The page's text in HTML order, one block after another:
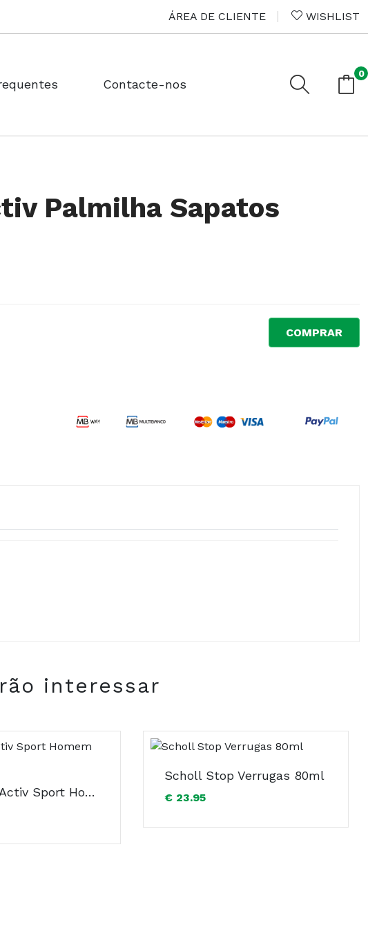
ÁREA DE CLIENTE WISHLIST
Contacte-nos
0
Palmilha Sapatos
COMPRAR
interessar
Scholl GelActiv Sport Homem Tamanho L
Scholl Stop Verrugas 80ml
€ 23.95